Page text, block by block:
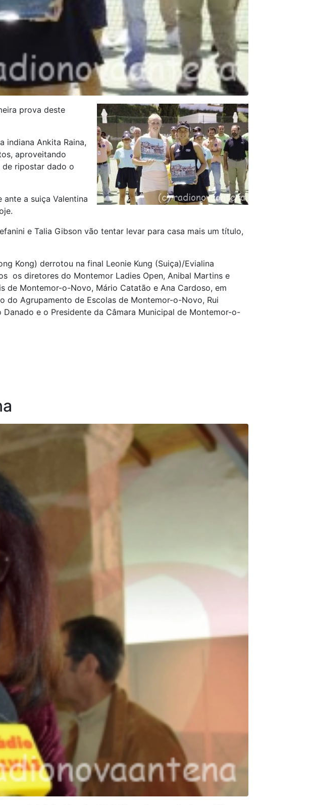
prova deste
indiana Ankita Raina,
aproveitando
de ripostar dado o
a suiça Valentina
e Talia Gibson vão tentar levar para casa mais um título,
Kong) derrotou na final Leonie Kung (Suiça)/Evialina
os diretores do Montemor Ladies Open, Anibal Martins e
de Montemor-o-Novo, Mário Catatão e Ana Cardoso, em
do Agrupamento de Escolas de Montemor-o-Novo, Rui
e o Presidente da Câmara Municipal de Montemor-o-